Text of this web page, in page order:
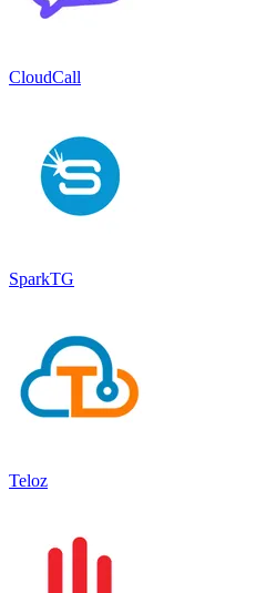
CloudCall
SparkTG
Teloz